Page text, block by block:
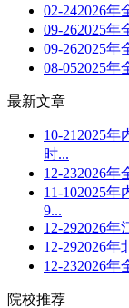
02-242026年
09-262025年
09-262025年
08-052025年
最新文章
10-21 2025年
时...
12-232026年
11-102025年
9...
12-292026年
12-292026年
12-232026年
院校推荐